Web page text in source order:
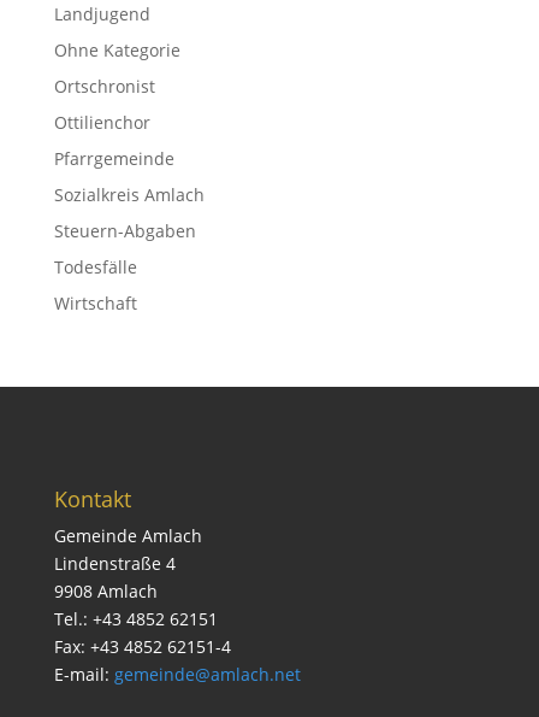
Landjugend
Ohne Kategorie
Ortschronist
Ottilienchor
Pfarrgemeinde
Sozialkreis Amlach
Steuern-Abgaben
Todesfälle
Wirtschaft
Kontakt
Gemeinde Amlach
Lindenstraße 4
9908 Amlach
Tel.: +43 4852 62151
Fax: +43 4852 62151-4
E-mail: gemeinde@amlach.net